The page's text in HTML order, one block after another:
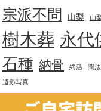
宗派不問 山梨 山
樹木葬 永代
石種 納骨 終活 聞
遺影写真